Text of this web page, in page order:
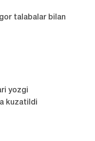
talabalar bilan
yozgi
kuzatildi